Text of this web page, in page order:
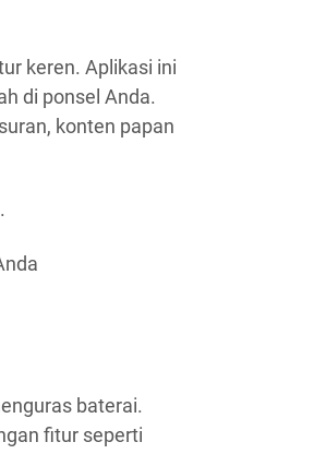
keren. Aplikasi ini
di ponsel Anda.
konten papan
baterai.
fitur seperti